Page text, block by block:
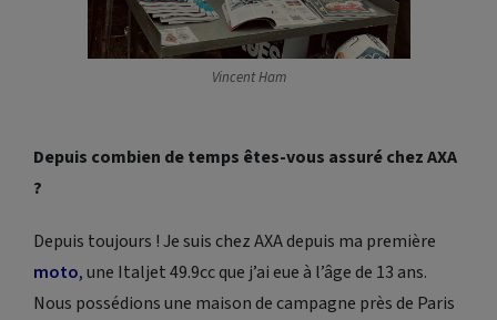
Vincent Ham
Depuis combien de temps êtes-vous assuré chez AXA
?
Depuis toujours ! Je suis chez AXA depuis ma première
moto, une Italjet 49.9cc que j’ai eue à l’âge de 13 ans.
Nous possédions une maison de campagne près de Paris